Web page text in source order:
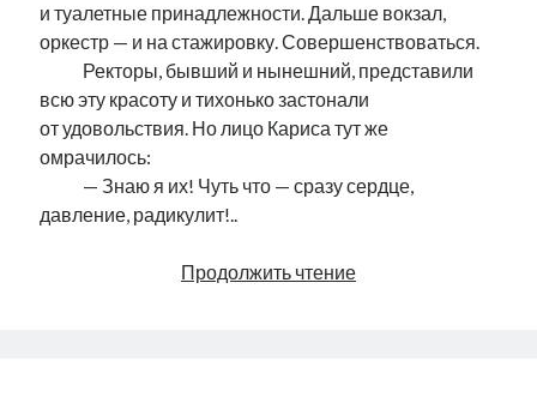
и туалетные принадлежности. Дальше вокзал,
оркестр — и на стажировку. Совершенствоваться.
Ректоры, бывший и нынешний, представили
всю эту красоту и тихонько застонали
от удовольствия. Но лицо Кариса тут же
омрачилось:
— Знаю я их! Чуть что — сразу сердце,
давление, радикулит!..
Продолжить чтениеОсенний